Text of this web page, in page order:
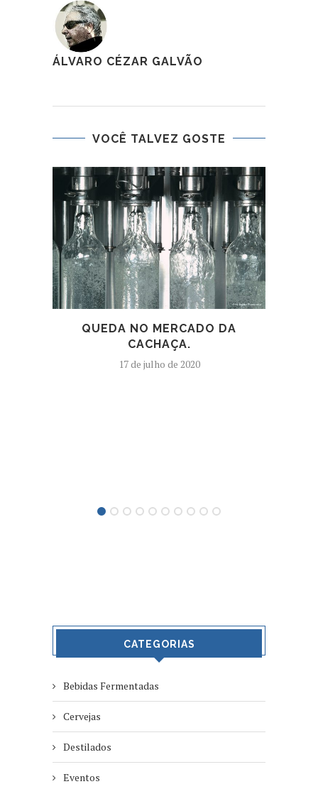
ÁLVARO CÉZAR GALVÃO
VOCÊ TALVEZ GOSTE
QUEDA NO MERCADO DA
CACHAÇA.
17 de julho de 2020
CATEGORIAS
Bebidas Fermentadas
Cervejas
Destilados
Eventos